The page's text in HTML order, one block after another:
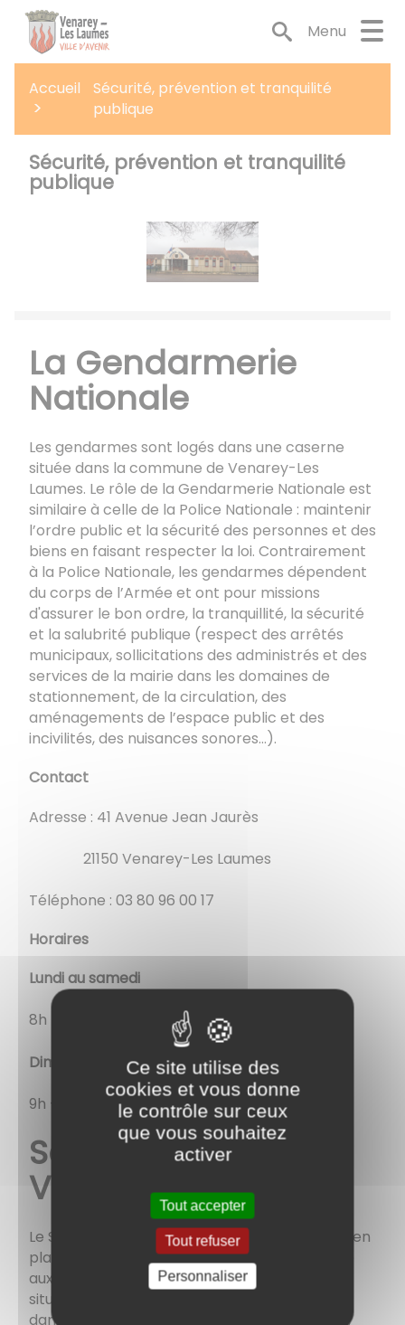
Lien
d'accès
rapide
menu
Lien
d'accès
rapide
contenu
principal
Lien
d'accès
rapide
recherche
Lien
d'accès
rapide
pied
page
Menu
Accueil
Sécurité, prévention et tranquilité
publique
Sécurité, prévention et tranquilité
publique
La Gendarmerie
Nationale
Les gendarmes sont logés dans une caserne
située dans la commune de Venarey-Les
Laumes. Le rôle de la Gendarmerie Nationale est
similaire à celle de la Police Nationale : maintenir
l’ordre public et la sécurité des personnes et des
biens en faisant respecter la loi. Contrairement
à la Police Nationale, les gendarmes dépendent
du corps de l’Armée et ont pour missions
d'assurer le bon ordre, la tranquillité, la sécurité
et la salubrité publique (respect des arrêtés
municipaux, sollicitations des administrés et des
services de la mairie dans les domaines de
stationnement, de la circulation, des
aménagements de l’espace public et des
incivilités, des nuisances sonores...).
Contact
Adresse : 41 Avenue Jean Jaurès
21150 Venarey-Les Laumes
Téléphone : 03 80 96 00 17
Horaires
Lundi au samedi
8h – 12h et 14h – 18h
Dimanche
9h – 12h et 15h – 18h
Service Alerte et
Vigilance
Le Service Alerte et Vigilance (SAV) a été mis en
place à partir de janvier 2020 pour permettre
aux habitants de la commune de signaler une
situation anormale où lorsqu'ils se sentent en
danger (ventes forcées, porte à porte abusif,
Panneau de gestion des cookies
Ce site utilise des
cookies et vous donne
le contrôle sur ceux
que vous souhaitez
activer
Tout accepter
Tout refuser
Personnaliser